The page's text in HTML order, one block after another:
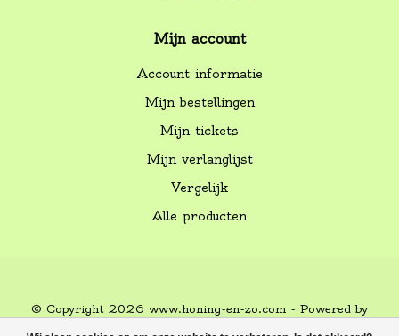
Mijn account
Account informatie
Mijn bestellingen
Mijn tickets
Mijn verlanglijst
Vergelijk
Alle producten
© Copyright 2026 www.honing-en-zo.com - Powered by
Lightspeed-Lightspeed designbyDyvelopment